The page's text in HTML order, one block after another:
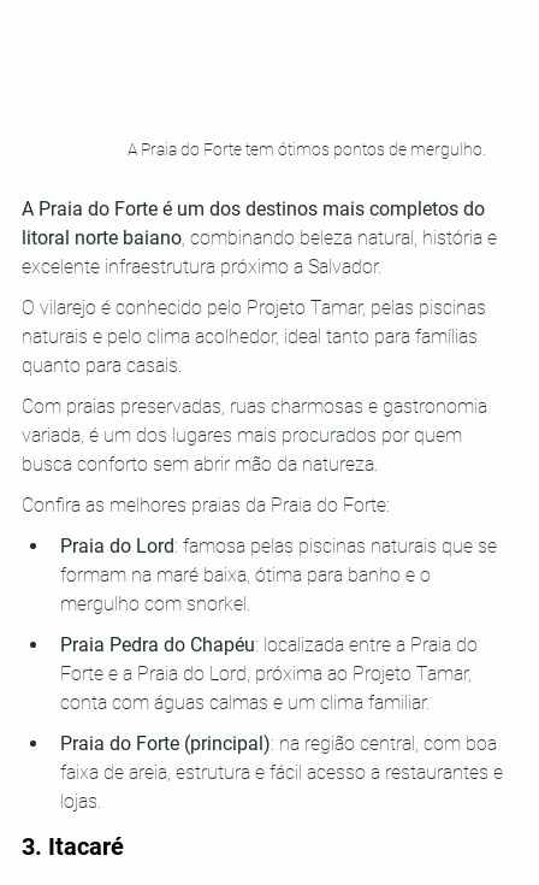
A Praia do Forte tem ótimos pontos de mergulho.
A Praia do Forte é um dos destinos mais completos do
litoral norte baiano, combinando beleza natural, história e
excelente infraestrutura próximo a Salvador.
O vilarejo é conhecido pelo Projeto Tamar, pelas piscinas
naturais e pelo clima acolhedor, ideal tanto para famílias
quanto para casais.
Com praias preservadas, ruas charmosas e gastronomia
variada, é um dos lugares mais procurados por quem
busca conforto sem abrir mão da natureza.
Confira as melhores praias da Praia do Forte:
Praia do Lord: famosa pelas piscinas naturais que se
formam na maré baixa, ótima para banho e o
mergulho com snorkel.
Praia Pedra do Chapéu: localizada entre a Praia do
Forte e a Praia do Lord, próxima ao Projeto Tamar,
conta com águas calmas e um clima familiar.
Praia do Forte (principal): na região central, com boa
faixa de areia, estrutura e fácil acesso a restaurantes e
lojas.
3. Itacaré